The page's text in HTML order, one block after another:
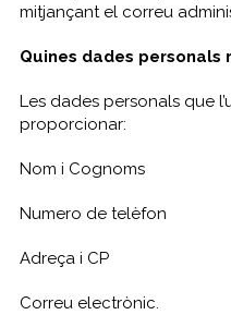
mitjançant el correu
Quines dades personals
Les dades personals que
proporcionar:
Nom i Cognoms
Numero de telèfon
Adreça i CP
Correu electrònic.